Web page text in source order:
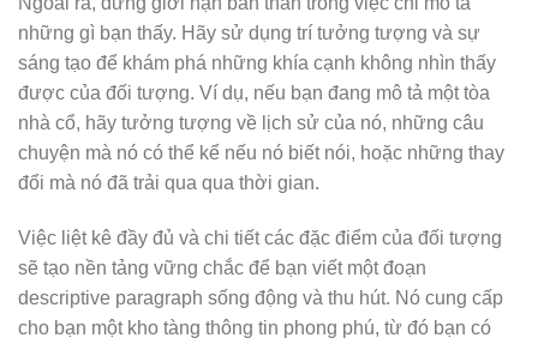
những gì bạn thấy. Hãy sử dụng trí tưởng tượng và sự
sáng tạo để khám phá những khía cạnh không nhìn thấy
được của đối tượng. Ví dụ, nếu bạn đang mô tả một tòa
nhà cổ, hãy tưởng tượng về lịch sử của nó, những câu
chuyện mà nó có thể kể nếu nó biết nói, hoặc những thay
đổi mà nó đã trải qua qua thời gian.
Việc liệt kê đầy đủ và chi tiết các đặc điểm của đối tượng
sẽ tạo nền tảng vững chắc để bạn viết một đoạn
descriptive paragraph sống động và thu hút. Nó cung cấp
cho bạn một kho tàng thông tin phong phú, từ đó bạn có